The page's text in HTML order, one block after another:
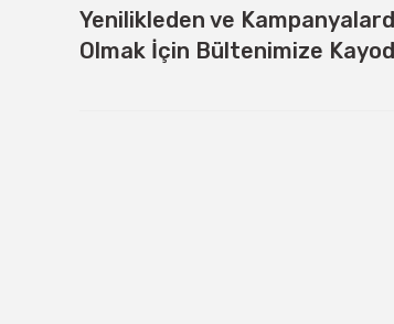
Yenilikleden ve
Olmak İçin Bültenimize